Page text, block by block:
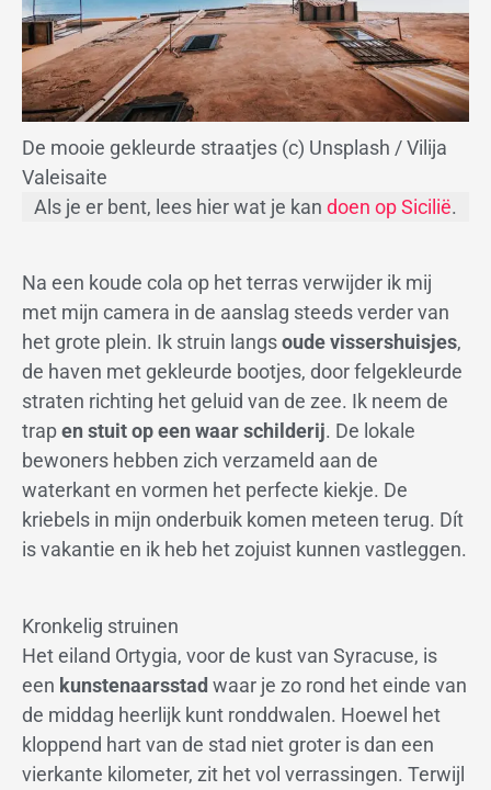
De mooie gekleurde straatjes (c) Unsplash / Vilija
Valeisaite
Als je er bent, lees hier wat je kan doen op Sicilië.
Na een koude cola op het terras verwijder ik mij
met mijn camera in de aanslag steeds verder van
het grote plein. Ik struin langsoude vissershuisjes,
de haven met gekleurde bootjes, door felgekleurde
straten richting het geluid van de zee. Ik neem de
trapen stuit op een waar schilderij. De lokale
bewoners hebben zich verzameld aan de
waterkant en vormen het perfecte kiekje. De
kriebels in mijn onderbuik komen meteen terug. Dít
is vakantie en ik heb het zojuist kunnen vastleggen.
Kronkelig struinen
Het eiland Ortygia, voor de kust van Syracuse, is
een kunstenaarsstad waar je zo rond het einde van
de middag heerlijk kunt ronddwalen. Hoewel het
kloppend hart van de stad niet groter is dan een
vierkante kilometer, zit het vol verrassingen. Terwijl